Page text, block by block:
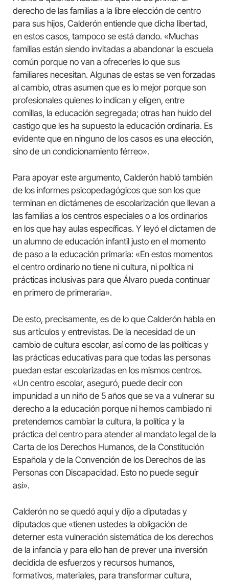
derecho de las familias a la libre elección de centro
para sus hijos, Calderón entiende que dicha libertad,
en estos casos, tampoco se está dando. «Muchas
familias están siendo invitadas a abandonar la escuela
común porque no van a ofrecerles lo que sus
familiares necesitan. Algunas de estas se ven forzadas
al cambio, otras asumen que es lo mejor porque son
profesionales quienes lo indican y eligen, entre
comillas, la educación segregada; otras han huido del
castigo que les ha supuesto la educación ordinaria. Es
evidente que en ninguno de los casos es una elección,
sino de un condicionamiento férreo».
Para apoyar este argumento, Calderón habló también
de los informes psicopedagógicos que son los que
terminan en dictámenes de escolarización que llevan a
las familias a los centros especiales o a los ordinarios
en los que hay aulas específicas. Y leyó el dictamen de
un alumno de educación infantil justo en el momento
de paso a la educación primaria: «En estos momentos
el centro ordinario no tiene ni cultura, ni política ni
prácticas inclusivas para que Álvaro pueda continuar
en primero de primeraria».
De esto, precisamente, es de lo que Calderón habla en
sus artículos y entrevistas. De la necesidad de un
cambio de cultura escolar, así como de las políticas y
las prácticas educativas para que todas las personas
puedan estar escolarizadas en los mismos centros.
«Un centro escolar, aseguró, puede decir con
impunidad a un niño de 5 años que se va a vulnerar su
derecho a la educación porque ni hemos cambiado ni
pretendemos cambiar la cultura, la política y la
práctica del centro para atender al mandato legal de la
Carta de los Derechos Humanos, de la Constitución
Española y de la Convención de los Derechos de las
Personas con Discapacidad. Esto no puede seguir
así».
Calderón no se quedó aquí y dijo a diputadas y
diputados que «tienen ustedes la obligación de
deterner esta vulneración sistemática de los derechos
de la infancia y para ello han de prever una inversión
decidida de esfuerzos y recursos humanos,
formativos, materiales, para transformar cultura,